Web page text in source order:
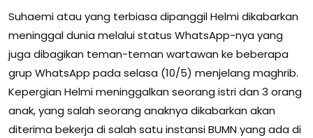
Suhaemi atau yang terbiasa dipanggil Helmi dikabarkan
meninggal dunia melalui status WhatsApp-nya yang
juga dibagikan teman-teman wartawan ke beberapa
grup WhatsApp pada selasa (10/5) menjelang maghrib.
Kepergian Helmi meninggalkan seorang istri dan 3 orang
anak, yang salah seorang anaknya dikabarkan akan
diterima bekerja di salah satu instansi BUMN yang ada di